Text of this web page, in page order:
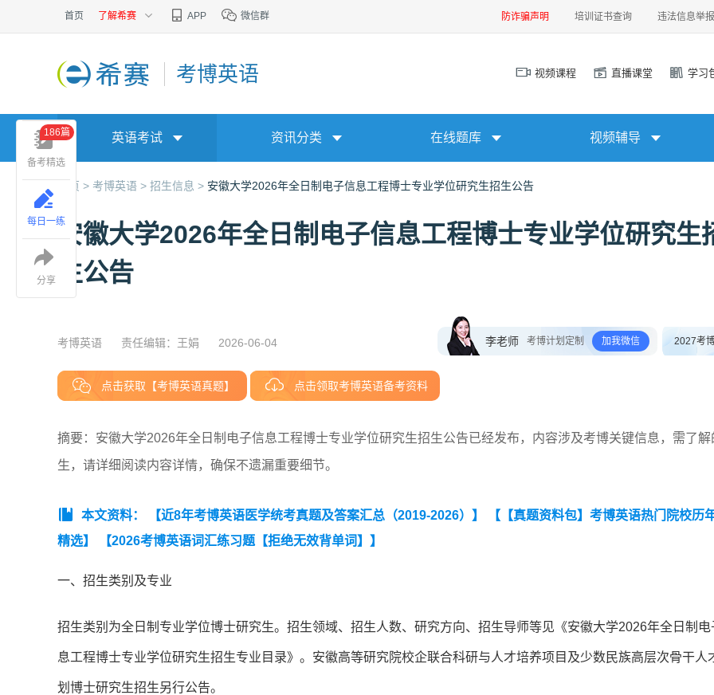
首页 了解希赛 APP 微信群 防诈骗声明 培训证书查询 违法信息举报
考博英语 视频课程 直播课堂 学习
英语考试 资讯分类 在线题库 视频辅导
首页 > 考博英语 > 招生信息 > 安徽大学2026年全日制电子信息工程博士专业学位研究生招生公告
安徽大学2026年全日制电子信息工程博士专业学位研究生
生公告
考博英语 责任编辑：王娟 2026-06-04 李老师 考博计划定制 加我微信 2027考
点击获取【考博英语真题】 点击领取考博英语备考资料
摘要：安徽大学2026年全日制电子信息工程博士专业学位研究生招生公告已经发布，内容涉及考博关键信息，需了解
生，请详细阅读内容详情，确保不遗漏重要细节。
本文资料： 【近8年考博英语医学统考真题及答案汇总（2019-2026）】
【【真题资料包】考博英语热门院校历
精选】
【2026考博英语词汇练习题【拒绝无效背单词】】
一、招生类别及专业
招生类别为全日制专业学位博士研究生。招生领域、招生人数、研究方向、招生导师等见《安徽大学2026年全日制电
息工程博士专业学位研究生招生专业目录》。安徽高等研究院校企联合科研与人才培养项目及少数民族高层次骨干人
划博士研究生招生另行公告。
备考精选
186篇
每日一练
分享